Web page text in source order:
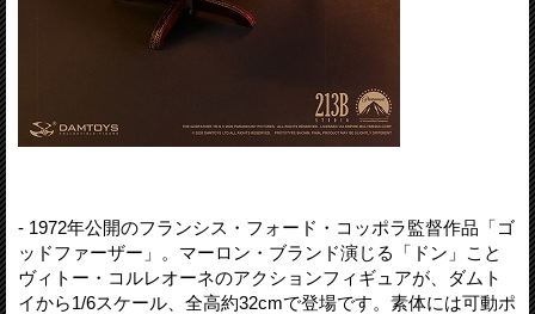
- 1972年公開のフランシス・フォード・コッポラ監督作品「ゴ
ッドファーザー」。マーロン・ブランド演じる「ドン」こと
ヴィトー・コルレオーネのアクションフィギュアが、ダムト
イから1/6スケール、全高約32cmで登場です。素体には可動ポ